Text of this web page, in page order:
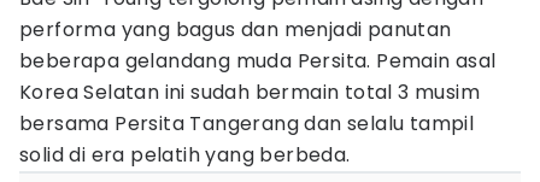
performa yang bagus dan menjadi panutan
beberapa gelandang muda Persita. Pemain asal
Korea Selatan ini sudah bermain total 3 musim
bersama Persita Tangerang dan selalu tampil
solid di era pelatih yang berbeda.